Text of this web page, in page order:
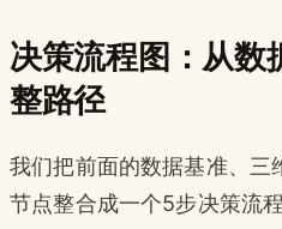
决策流程图：从数
整路径
我们把前面的数据基准、三
节点整合成一个5步决策流程